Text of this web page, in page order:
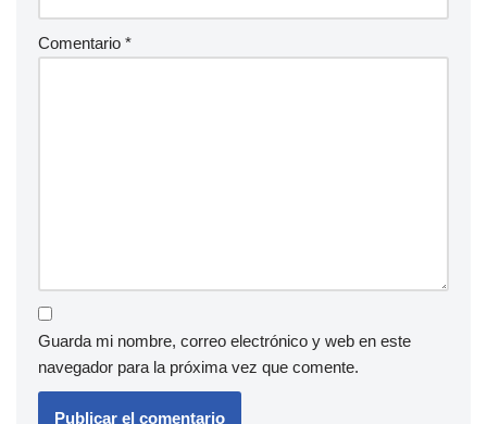
Comentario *
Guarda mi nombre, correo electrónico y web en este
navegador para la próxima vez que comente.